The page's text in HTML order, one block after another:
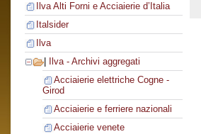
Ilva Alti Forni e Acciaierie d’Italia
Italsider
Ilva
Ilva - Archivi aggregati
Acciaierie elettriche Cogne -
Girod
Acciaierie e ferriere nazionali
Acciaierie venete